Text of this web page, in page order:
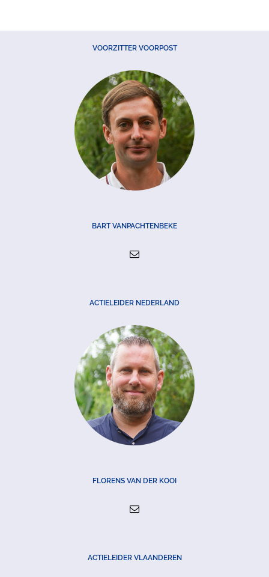
VOORZITTER VOORPOST
BART VANPACHTENBEKE
ACTIELEIDER NEDERLAND
FLORENS VAN DER KOOI
ACTIELEIDER VLAANDEREN